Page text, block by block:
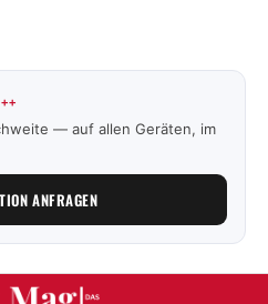
— auf allen Geräten, im
ANFRAGEN